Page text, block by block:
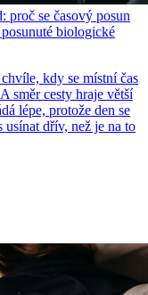
proč se časový posun
biologické
kdy se místní čas
směr cesty hraje větší
lépe, protože den se
usínat dřív, než je na to